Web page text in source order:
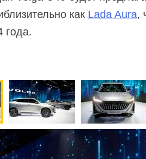
как Lada Aura,
года.